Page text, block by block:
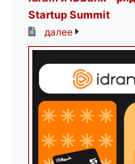
Startup Summit
далее